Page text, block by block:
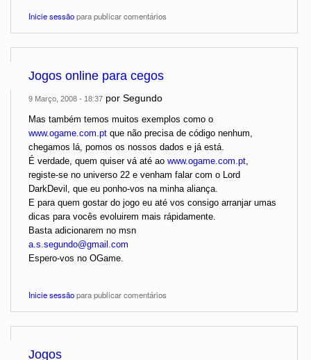
Inicie sessãopara publicar comentários
Jogos online para cegos
9 Março, 2008 - 18:37 por Segundo
Mas também temos muitos exemplos como o
www.ogame.com.pt que não precisa de código nenhum,
chegamos lá, pomos os nossos dados e já está.
É verdade, quem quiser vá até ao www.ogame.com.pt,
registe-se no universo 22 e venham falar com o Lord
DarkDevil, que eu ponho-vos na minha aliança.
E para quem gostar do jogo eu até vos consigo arranjar umas
dicas para vocês evoluirem mais rápidamente.
Basta adicionarem no msn
a.s.segundo@gmail.com
Espero-vos no OGame.
Inicie sessãopara publicar comentários
Jogos